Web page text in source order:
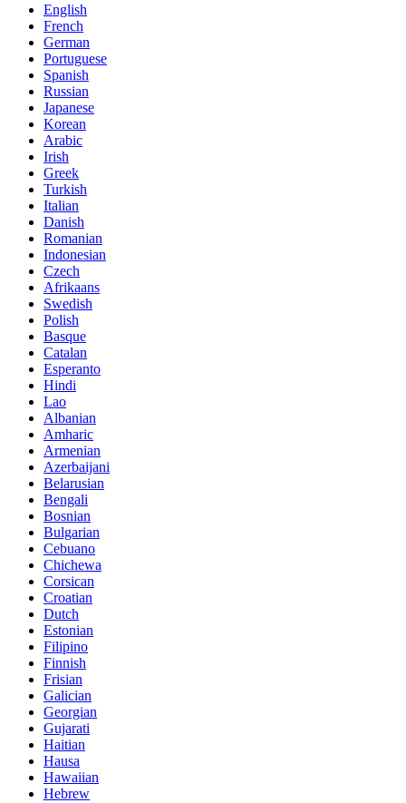
English
French
German
Portuguese
Spanish
Russian
Japanese
Korean
Arabic
Irish
Greek
Turkish
Italian
Danish
Romanian
Indonesian
Czech
Afrikaans
Swedish
Polish
Basque
Catalan
Esperanto
Hindi
Lao
Albanian
Amharic
Armenian
Azerbaijani
Belarusian
Bengali
Bosnian
Bulgarian
Cebuano
Chichewa
Corsican
Croatian
Dutch
Estonian
Filipino
Finnish
Frisian
Galician
Georgian
Gujarati
Haitian
Hausa
Hawaiian
Hebrew